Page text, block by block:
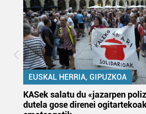
EUSKAL HERRIA, GIPUZKOA
KASek salatu du «jazarpen
dutela gose direnei